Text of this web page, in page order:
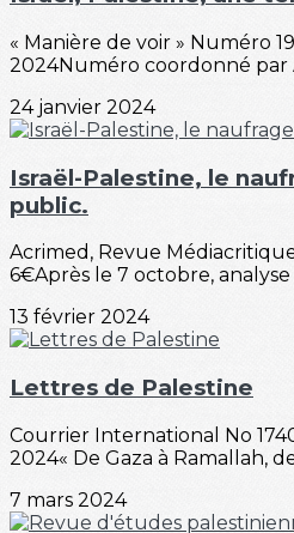
« Manière de voir » Numéro
2024Numéro coordonné par
24 janvier 2024
Israël-Palestine, le
public.
Acrimed, Revue
6€Après le 7 octobre, analyse
13 février 2024
Lettres de Palestine
Courrier International No
2024« De Gaza à Ramallah,
7 mars 2024